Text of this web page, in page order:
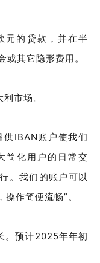
元的贷款，并在半
其它隐形费用。
市场。
IBAN账户使我们
简化用户的日常交
。我们的账户可以
作简便流畅”。
。预计2025年年初